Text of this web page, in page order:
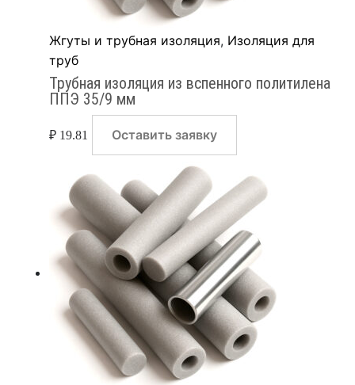
Жгуты и трубная изоляция, Изоляция для
труб
Трубная изоляция из вспенного политилена
ППЭ 35/9 мм
₽ 19.81 Оставить заявку